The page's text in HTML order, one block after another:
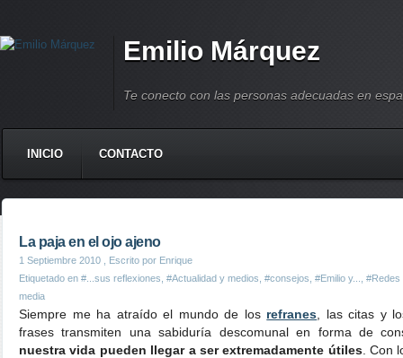
Emilio Márquez
Te conecto con las personas adecuadas en
INICIO CONTACTO
La paja en el ojo ajeno
1 Septiembre 2010 , Escrito por Enrique
Etiquetado en #...sus reflexiones #Actualidad y medios #consejos #Emilio y...
#Redes
media
Siempre me ha atraído el mundo de los refranes , las citas y
frases transmiten una sabiduría descomunal en forma de
nuestra vida pueden llegar a ser extremadamente útiles. Con